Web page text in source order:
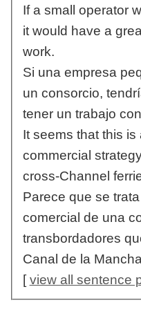
If a small operator
it would have a
work.
Si una empresa
un consorcio,
tener un trabajo
It seems that this
commercial
cross-Channel
Parece que se
comercial de una
transbordadores
Canal de la
[view all sentence